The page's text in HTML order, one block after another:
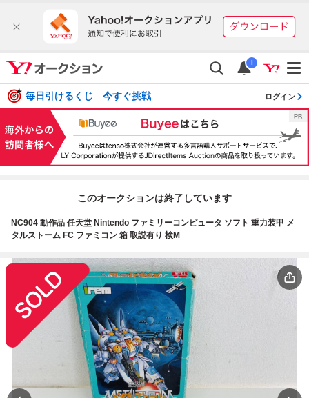
i
毎日引けるくじ 今すぐ挑戦 ログイン
このオークションは終了しています
NC904 動作品 任天堂 Nintendo ファミリーコンピュータ ソフト 重力装甲 メ
タルストーム FC ファミコン 箱 取説有り 検M